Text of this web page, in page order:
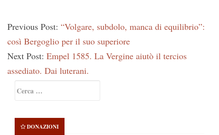
Previous Post: “Volgare, subdolo, manca di equilibrio”:
così Bergoglio per il suo superiore
Next Post: Empel 1585. La Vergine aiutò il tercios
assediato. Dai luterani.
Sidebar
per:
DONAZIONI